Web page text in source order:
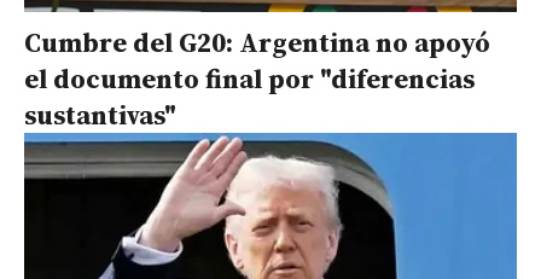
Cumbre del G20: Argentina no apoyó
el documento final por "diferencias
sustantivas"